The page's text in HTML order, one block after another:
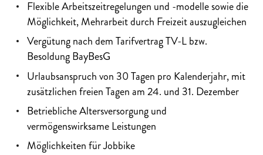
Flexible Arbeitszeitregelungen und -modelle sowie die
Möglichkeit, Mehrarbeit durch Freizeit auszugleichen
Vergütung nach dem Tarifvertrag TV-L bzw.
Besoldung BayBesG
Urlaubsanspruch von 30 Tagen pro Kalenderjahr, mit
zusätzlichen freien Tagen am 24. und 31. Dezember
Betriebliche Altersversorgung und
vermögenswirksame Leistungen
Möglichkeiten für Jobbike